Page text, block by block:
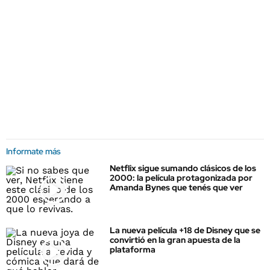
Informate más
Netflix sigue sumando clásicos de los
2000: la película protagonizada por
Amanda Bynes que tenés que ver
La nueva película +18 de Disney que se
convirtió en la gran apuesta de la
plataforma